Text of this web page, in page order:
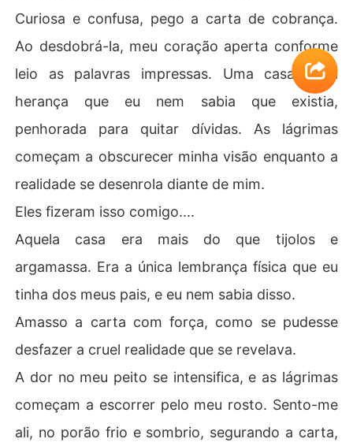
Curiosa e confusa, pego a carta de cobrança.
Ao desdobrá-la, meu coração aperta conforme
leio as palavras impressas. Uma casa, uma
herança que eu nem sabia que existia,
penhorada para quitar dívidas. As lágrimas
começam a obscurecer minha visão enquanto a
realidade se desenrola diante de mim.
Eles fizeram isso comigo....
Aquela casa era mais do que tijolos e
argamassa. Era a única lembrança física que eu
tinha dos meus pais, e eu nem sabia disso.
Amasso a carta com força, como se pudesse
desfazer a cruel realidade que se revelava.
A dor no meu peito se intensifica, e as lágrimas
começam a escorrer pelo meu rosto. Sento-me
ali, no porão frio e sombrio, segurando a carta,